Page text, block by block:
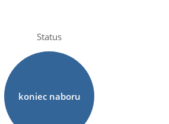
Status
koniec naboru